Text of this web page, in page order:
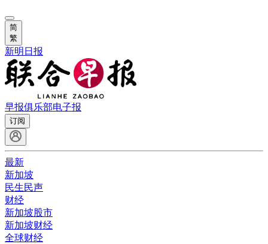
简
繁
新明日报
早报俱乐部电子报
订阅
最新
新加坡
民生民声
财经
新加坡股市
新加坡财经
全球财经